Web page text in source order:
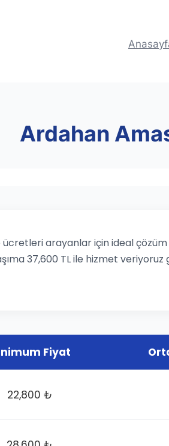
Ardahan
arayanlar için ideal çözüm
37,600 TL ile hizmet
Fiyat
22,800 ₺